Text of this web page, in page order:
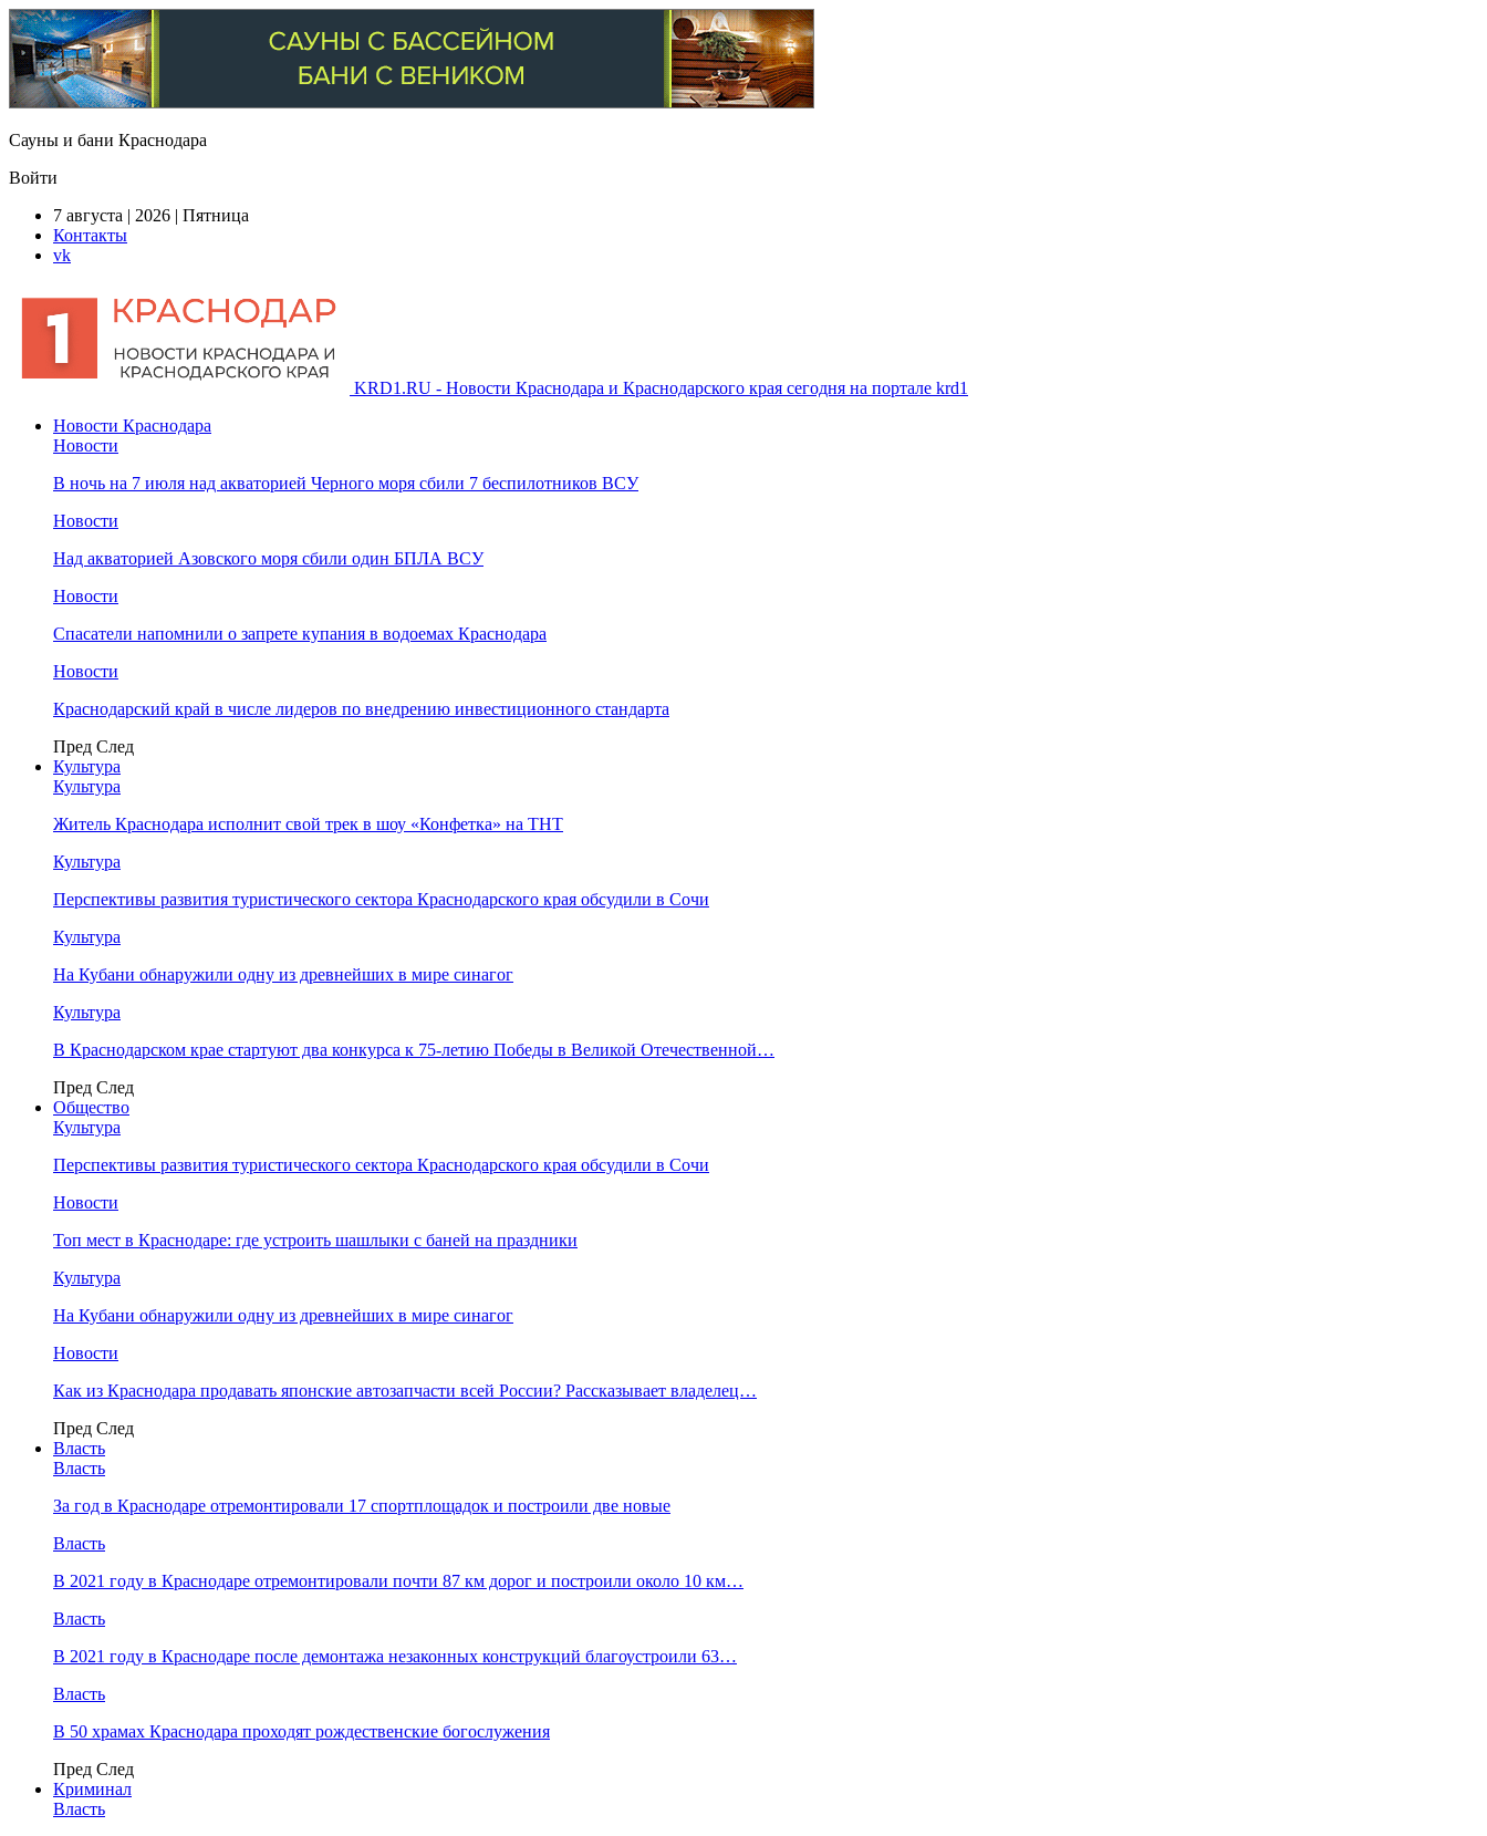
Сауны и бани Краснодара
Войти
7 августа | 2026 | Пятница
Контакты
vk
KRD1.RU - Новости Краснодара и Краснодарского края сегодня на портале krd1
Новости Краснодара
Новости
В ночь на 7 июля над акваторией Черного моря сбили 7 беспилотников ВСУ
Новости
Над акваторией Азовского моря сбили один БПЛА ВСУ
Новости
Спасатели напомнили о запрете купания в водоемах Краснодара
Новости
Краснодарский край в числе лидеров по внедрению инвестиционного стандарта
Пред След
Культура
Культура
Житель Краснодара исполнит свой трек в шоу «Конфетка» на ТНТ
Культура
Перспективы развития туристического сектора Краснодарского края обсудили в Сочи
Культура
На Кубани обнаружили одну из древнейших в мире синагог
Культура
В Краснодарском крае стартуют два конкурса к 75-летию Победы в Великой Отечественной…
Пред След
Общество
Культура
Перспективы развития туристического сектора Краснодарского края обсудили в Сочи
Новости
Топ мест в Краснодаре: где устроить шашлыки с баней на праздники
Культура
На Кубани обнаружили одну из древнейших в мире синагог
Новости
Как из Краснодара продавать японские автозапчасти всей России? Рассказывает владелец…
Пред След
Власть
Власть
За год в Краснодаре отремонтировали 17 спортплощадок и построили две новые
Власть
В 2021 году в Краснодаре отремонтировали почти 87 км дорог и построили около 10 км…
Власть
В 2021 году в Краснодаре после демонтажа незаконных конструкций благоустроили 63…
Власть
В 50 храмах Краснодара проходят рождественские богослужения
Пред След
Криминал
Власть